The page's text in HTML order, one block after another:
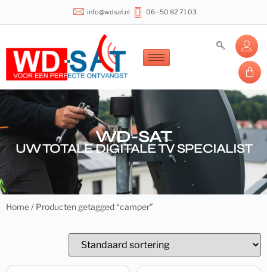
info@wdsat.nl 06 - 50 82 71 03
WD-SAT
UW TOTALE DIGITALE TV SPECIALIST
Home/ Producten getagged “camper”